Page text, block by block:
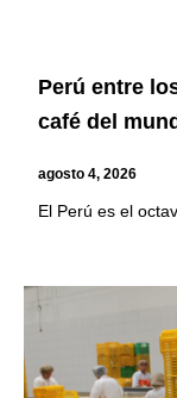
Perú entre
café del
agosto 4, 2026
El Perú es el